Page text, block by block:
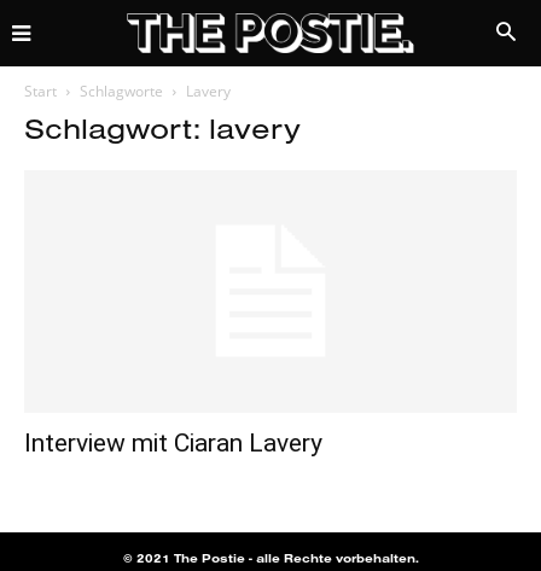
Start Schlagworte Lavery
Schlagwort: lavery
Interview mit Ciaran Lavery
© 2021 The Postie - alle Rechte vorbehalten.